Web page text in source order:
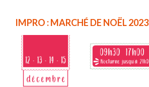
IMPRO : MARCHÉ DE NOËL 2023